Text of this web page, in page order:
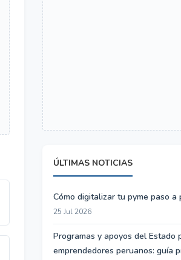
ÚLTIMAS NOTICIAS
Cómo digitalizar tu pyme paso a
25 Jul 2026
Programas y apoyos del Estado
emprendedores peruanos: guía